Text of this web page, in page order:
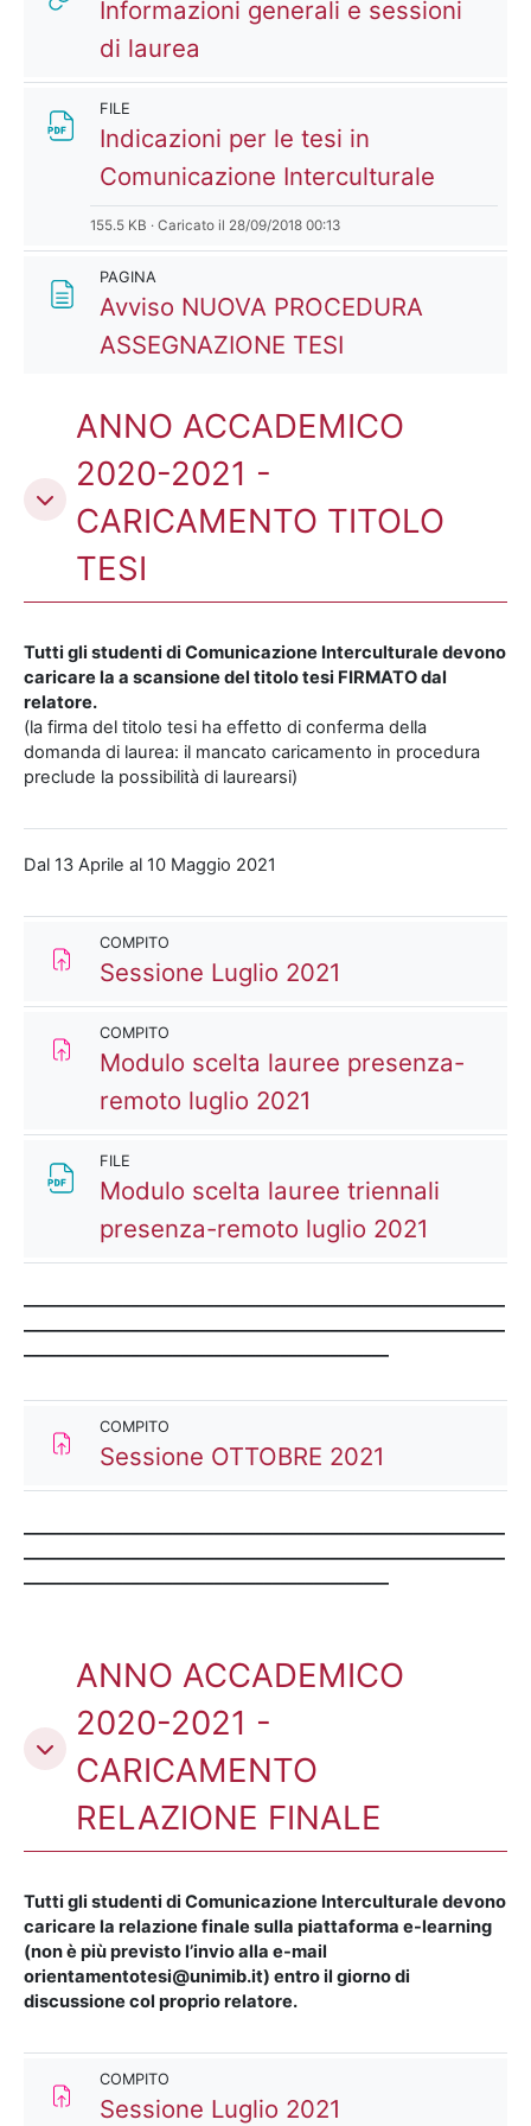
Informazioni generali e sessioni
di laurea
FILE
Indicazioni per le tesi in
Comunicazione Interculturale
155.5 KB · Caricato il 28/09/2018 00:13
PAGINA
Avviso NUOVA PROCEDURA
ASSEGNAZIONE TESI
ANNO ACCADEMICO
2020-2021 -
CARICAMENTO TITOLO
TESI
Tutti gli studenti di Comunicazione Interculturale devono
caricare la a scansione del titolo tesi FIRMATO dal
relatore.
(la firma del titolo tesi ha effetto di conferma della
domanda di laurea: il mancato caricamento in procedura
preclude la possibilità di laurearsi)
Dal 13 Aprile al 10 Maggio 2021
COMPITO
Sessione Luglio 2021
COMPITO
Modulo scelta lauree presenza-
remoto luglio 2021
FILE
Modulo scelta lauree triennali
presenza-remoto luglio 2021
COMPITO
Sessione OTTOBRE 2021
ANNO ACCADEMICO
2020-2021 -
CARICAMENTO
RELAZIONE FINALE
Tutti gli studenti di Comunicazione Interculturale devono
caricare la relazione finale sulla piattaforma e-learning
(non è più previsto l’invio alla e-mail
orientamentotesi@unimib.it) entro il giorno di
discussione col proprio relatore.
COMPITO
Sessione Luglio 2021